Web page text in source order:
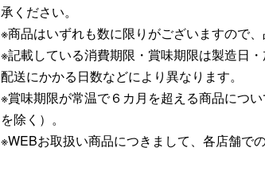
承ください。
※商品はいずれも数に限りがございますので、
※記載している消費期限・賞味期限は製造日
配送にかかる日数などにより異なります。
※賞味期限が常温で６カ月を超える商品につ
を除く）。
※WEBお取扱い商品につきまして、各店舗で